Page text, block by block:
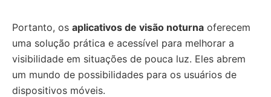
Portanto, os aplicativos de visão noturna oferecem
uma solução prática e acessível para melhorar a
visibilidade em situações de pouca luz. Eles abrem
um mundo de possibilidades para os usuários de
dispositivos móveis.